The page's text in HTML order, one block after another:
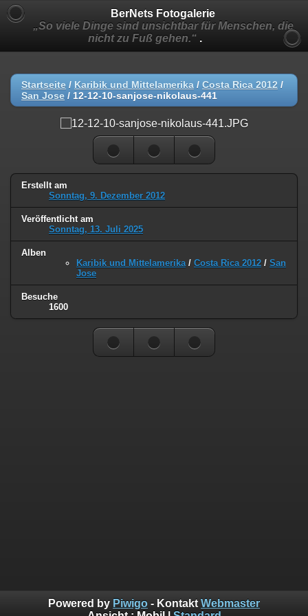
BerNets Fotogalerie
„So viele Dinge sind unsichtbar für Menschen, die
nicht zu Fuß gehen.“ .
Startseite / Karibik und Mittelamerika / Costa Rica 2012 /
San Jose / 12-12-10-sanjose-nikolaus-441
Erstellt am
Sonntag, 9. Dezember 2012
Veröffentlicht am
Sonntag, 13. Juli 2025
Alben
Karibik und Mittelamerika / Costa Rica 2012 / San
Jose
Besuche
1600
Powered by Piwigo - Kontakt Webmaster